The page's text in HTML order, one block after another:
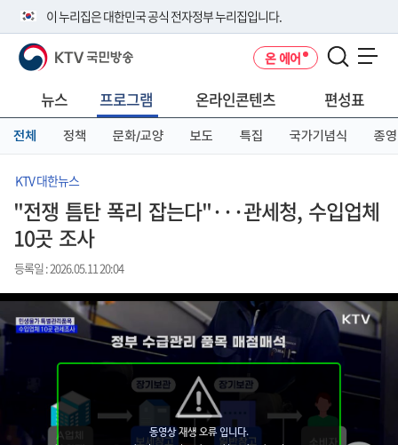
이 누리집은 대한민국 공식 전자정부 누리집입니다.
공식 누리집 주소 확인하기
니다.
이밖에 or.kr 또는 .kr등 다른 도메인 주소를 사용하고 있다면 아래 URL에
서 도메인 주소를 확인해 보세요
KTV 국민방송 온 에어
뉴스 프로그램 온라인콘텐츠 편성표
전체 정책 문화/교양 보도 특집 국가기념식 종영
KTV 대한뉴스
"전쟁 틈탄 폭리 잡는다"···관세청, 수입업체
10곳 조사
등록일 : 2026.05.11 20:04